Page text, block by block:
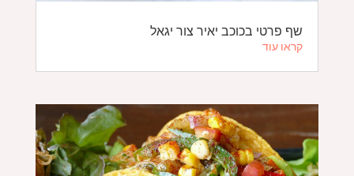
שף פרטי בכוכב יאיר צור יגאל
קראו עוד